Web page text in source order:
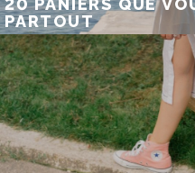
20 PANIERS QUE
PARTOUT